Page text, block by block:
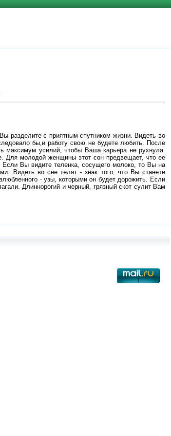
разделите с приятным спутником жизни. Видеть во
бы,и работу свою не будете любить. После
максимум усилий, чтобы Ваша карьера не рухнула.
Для молодой женщины этот сон предвещает, что ее
Вы видите теленка, сосущего молоко, то Вы на
Видеть во сне телят - знак того, что Вы станете
- узы, которыми он будет дорожить. Если
Длиннорогий и черный, грязный скот сулит Вам